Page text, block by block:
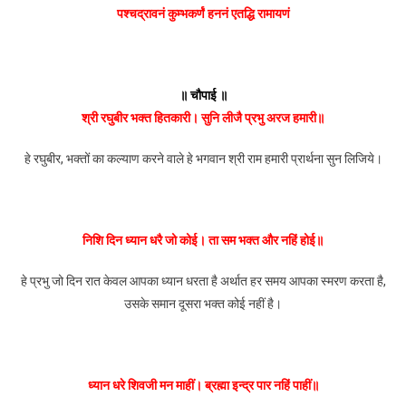
पश्चद्रावनं कुम्भकर्णं हननं एतद्धि रामायणं
॥ चौपाई ॥
श्री रघुबीर भक्त हितकारी। सुनि लीजै प्रभु अरज हमारी॥
हे रघुबीर, भक्तों का कल्याण करने वाले हे भगवान श्री राम हमारी प्रार्थना सुन लिजिये।
निशि दिन ध्यान धरै जो कोई। ता सम भक्त और नहिं होई॥
हे प्रभु जो दिन रात केवल आपका ध्यान धरता है अर्थात हर समय आपका स्मरण करता है,
उसके समान दूसरा भक्त कोई नहीं है।
ध्यान धरे शिवजी मन माहीं। ब्रह्मा इन्द्र पार नहिं पाहीं॥